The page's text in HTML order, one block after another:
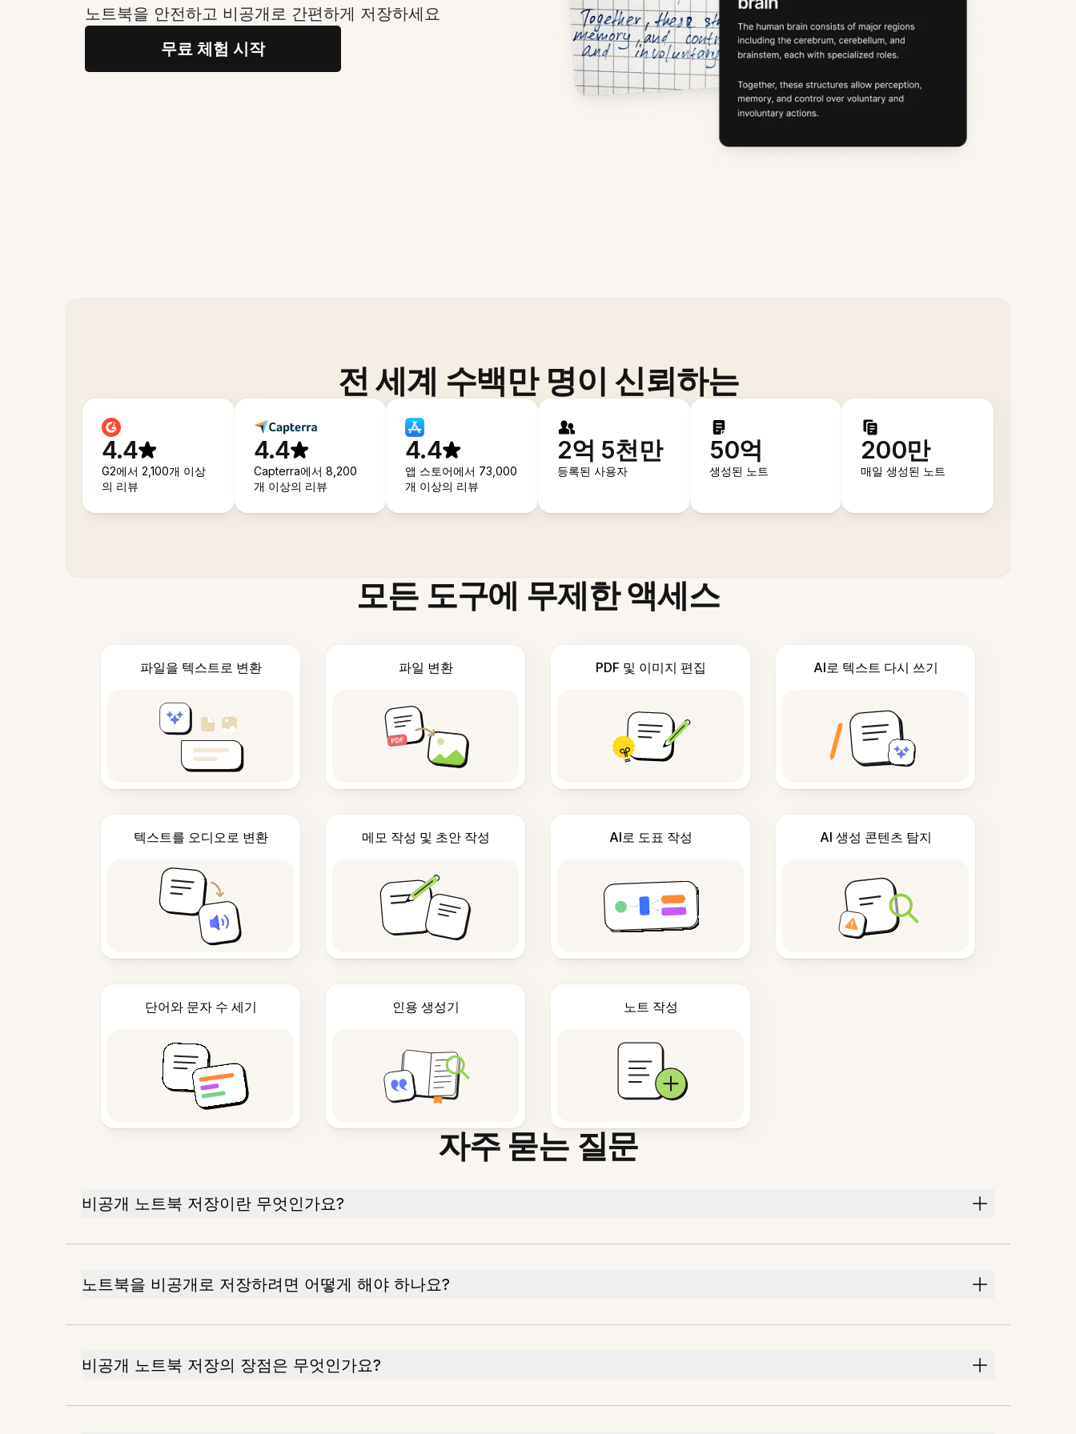
노트북을 안전하고 비공개로 간편하게 저장하세요
무료 체험 시작
전 세계 수백만 명이 신뢰하는
4.4
G2에서 2,100개 이상
의 리뷰
4.4
Capterra에서 8,200
개 이상의 리뷰
4.4
앱 스토어에서 73,000
개 이상의 리뷰
2억 5천만
등록된 사용자
50억
생성된 노트
200만
매일 생성된 노트
모든 도구에 무제한 액세스
파일을 텍스트로 변환 파일 변환 PDF 및 이미지 편집 AI로 텍스트 다시 쓰기
텍스트를 오디오로 변환 메모 작성 및 초안 작성 AI로 도표 작성 AI 생성 콘텐츠 탐지
단어와 문자 수 세기 인용 생성기 노트 작성
자주 묻는 질문
비공개 노트북 저장이란 무엇인가요?
노트북을 비공개로 저장하려면 어떻게 해야 하나요?
비공개 노트북 저장의 장점은 무엇인가요?